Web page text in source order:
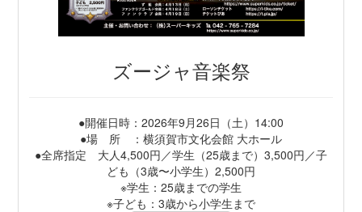
ズージャ音楽祭
●開催日時：2026年9月26日（土）14:00
●場 所 ：横須賀市文化会館 大ホール
●全席指定 大人4,500円／学生（25歳まで）3,500円／子
ども（3歳〜小学生）2,500円
※学生：25歳までの学生
※子ども：3歳から小学生まで